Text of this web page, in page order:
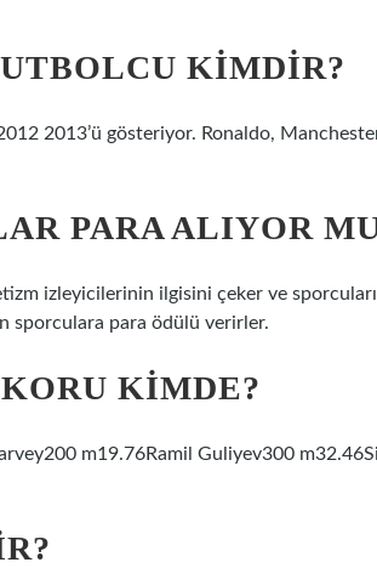
KIMDIR?
2013’ü gösteriyor. Ronaldo,
PARA ALIYOR
izleyicilerinin ilgisini çeker ve
sporculara para ödülü verirler.
KIMDE?
m19.76Ramil Guliyev300